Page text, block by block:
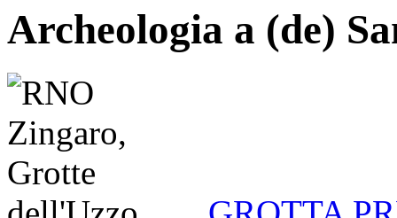
Archeologia a (de)